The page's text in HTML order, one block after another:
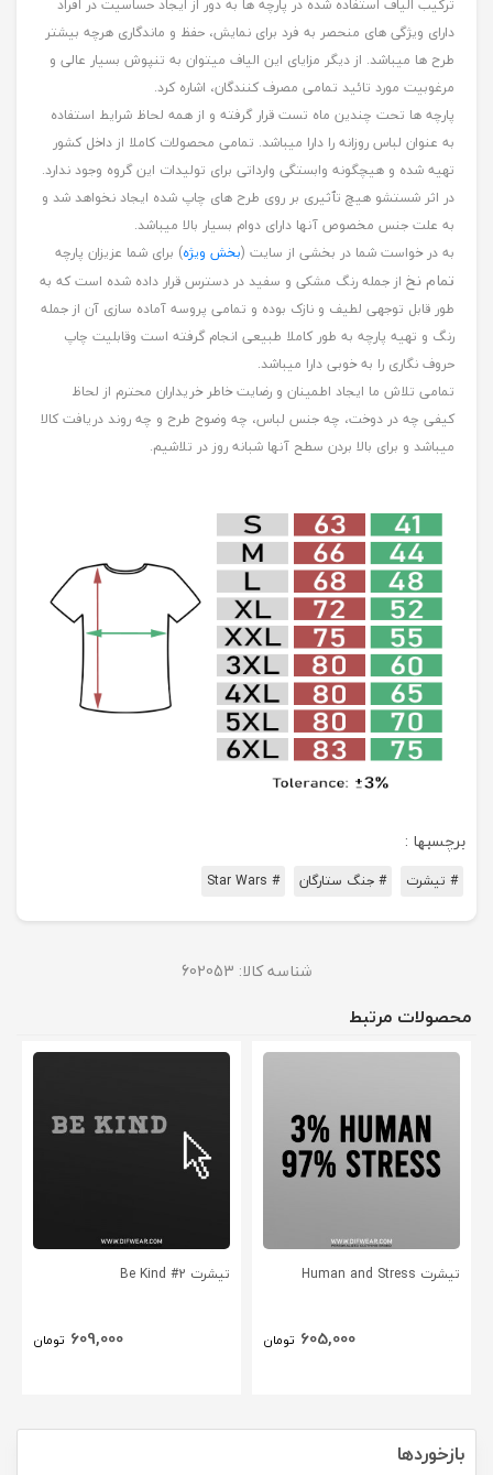
ترکیب الیاف استفاده شده در پارچه ها به دور از ایجاد حساسیت در افراد
دارای ویژگی های منحصر به فرد برای نمایش، حفظ و ماندگاری هرچه بیشتر
طرح ها میباشد. از دیگر مزایای این الیاف میتوان به تنپوش بسیار عالی و
مرغوبیت مورد تائید تمامی مصرف کنندگان، اشاره کرد.
پارچه ها تحت چندین ماه تست قرار گرفته و از همه لحاظ شرایط استفاده
به عنوان لباس روزانه را دارا میباشد. تمامی محصولات کاملا از داخل کشور
تهیه شده و هیچگونه وابستگی وارداتی برای تولیدات این گروه وجود ندارد.
در اثر شستشو هیچ تٱثیری بر روی طرح های چاپ شده ایجاد نخواهد شد و
به علت جنس مخصوص آنها دارای دوام بسیار بالا میباشد.
به در خواست شما در بخشی از سایت (بخش ویژه) برای شما عزیزان پارچه
تمام نخ از جمله رنگ مشکی و سفید در دسترس قرار داده شده است که به
طور قابل توجهی لطیف و نازک بوده و تمامی پروسه آماده سازی آن از جمله
رنگ و تهیه پارچه به طور کاملا طبیعی انجام گرفته است وقابلیت چاپ
حروف نگاری را به خوبی دارا میباشد.
تمامی تلاش ما ایجاد اطمینان و رضایت خاطر خریداران محترم از لحاظ
کیفی چه در دوخت، چه جنس لباس، چه وضوح طرح و چه روند دریافت کالا
میباشد و برای بالا بردن سطح آنها شبانه روز در تلاشیم.
برچسبها :
# تیشرت # جنگ ستارگان # Star Wars
شناسه کالا: 602053
محصولات مرتبط
تیشرت Human and Stress
605,000 تومان
تیشرت Be Kind #2
609,000 تومان
بازخوردها